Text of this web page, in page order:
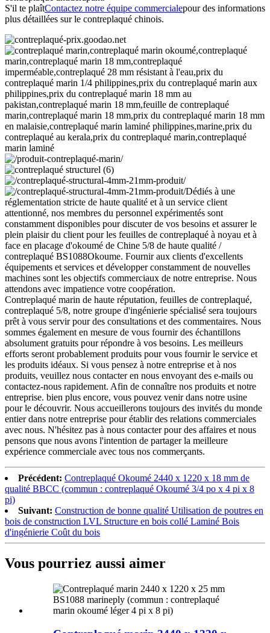
S'il te plaîtContactez notre équipe commercialepour des informations
plus détaillées sur le contreplaqué chinois.
Dédiés à une
réglementation stricte de haute qualité et à un service client
attentionné, nos membres du personnel expérimentés sont
constamment disponibles pour discuter de vos besoins et assurer le
plein plaisir du client pour les feuilles de contreplaqué à noyau et à
face en placage d'okoumé de Chine 5/8 de haute qualité /
contreplaqué BS1088Okoume. Fournir aux clients d'excellents
équipements et services et développer constamment de nouvelles
machines sont les objectifs commerciaux de notre entreprise. Nous
attendons avec impatience votre coopération.
Contreplaqué marin de haute réputation, feuilles de contreplaqué,
contreplaqué 5/8, notre groupe d'ingénierie spécialisé sera toujours
prêt à vous servir pour des consultations et des commentaires. Nous
sommes également en mesure de vous fournir des échantillons
absolument gratuits pour répondre à vos besoins. Les meilleurs
efforts seront probablement produits pour vous fournir le service et
les produits idéaux. Si vous pensez à notre entreprise et à nos
produits, veuillez nous contacter en nous envoyant des e-mails ou
contactez-nous rapidement. Afin de connaître nos produits et notre
entreprise. bien plus encore, vous pouvez venir dans notre usine
pour le découvrir. Nous accueillerons toujours des invités du monde
entier dans notre entreprise pour établir des relations commerciales
avec nous. N'hésitez pas à nous contacter pour des affaires et nous
pensons que nous avons l'intention de partager la meilleure
expérience commerciale avec tous nos commerçants.
Précédent: Contreplaqué Okoumé 2440 x 1220 x 18 mm de
qualité BBCC (commun : contreplaqué Okoumé 3/4 po x 4 pi x 8
pi)
Suivant: Construction de bonne qualité Utilisation de poutres en
bois de construction LVL Structure en bois collé Laminé Bois
d'ingénierie Coût du bois
Vous pourriez aussi aimer